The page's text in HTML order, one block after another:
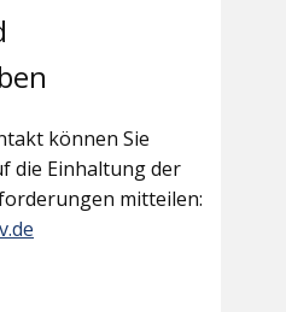
können Sie
die Einhaltung der
mitteilen: